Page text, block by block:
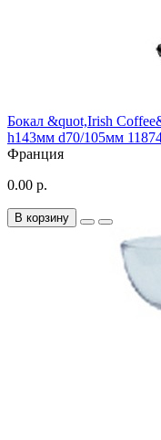
Бокал &quot,Irish
h143мм d70/105мм
Франция
0.00 р.
В корзину